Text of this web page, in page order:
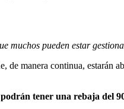
muchos pueden estar
de manera continua, estarán
podrán tener una rebaja del